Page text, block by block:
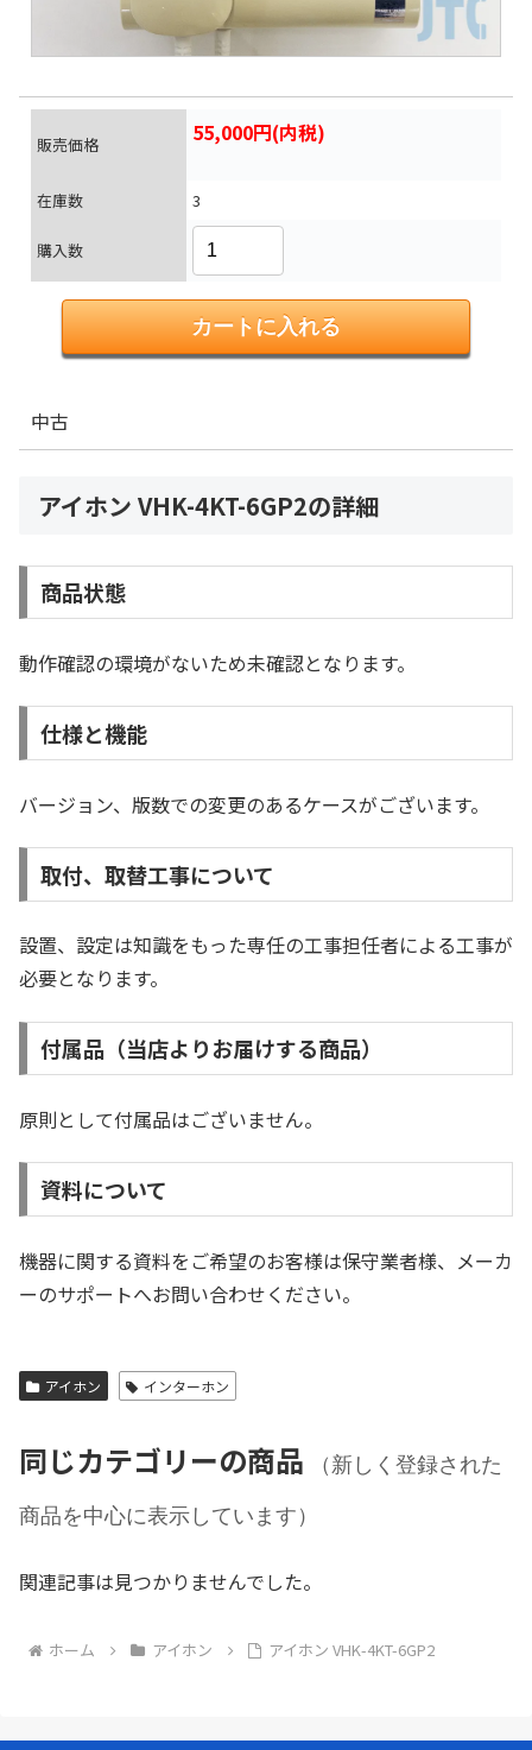
販売価格 55,000円(内税)
在庫数 3
購入数
中古
アイホン VHK-4KT-6GP2の詳細
商品状態
動作確認の環境がないため未確認となります。
仕様と機能
バージョン、版数での変更のあるケースがございます。
取付、取替工事について
設置、設定は知識をもった専任の工事担任者による工事が
必要となります。
付属品（当店よりお届けする商品）
原則として付属品はございません。
資料について
機器に関する資料をご希望のお客様は保守業者様、メーカ
ーのサポートへお問い合わせください。
アイホン インターホン
同じカテゴリーの商品
（新しく登録された
商品を中心に表示しています）
関連記事は見つかりませんでした。
ホーム アイホン アイホン VHK-4KT-6GP2